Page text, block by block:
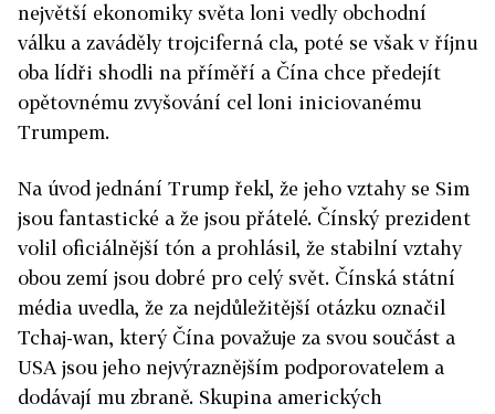
největší ekonomiky světa loni vedly obchodní
válku a zaváděly trojciferná cla, poté se však v říjnu
oba lídři shodli na příměří a Čína chce předejít
opětovnému zvyšování cel loni iniciovanému
Trumpem.
Na úvod jednání Trump řekl, že jeho vztahy se Sim
jsou fantastické a že jsou přátelé. Čínský prezident
volil oficiálnější tón a prohlásil, že stabilní vztahy
obou zemí jsou dobré pro celý svět. Čínská státní
média uvedla, že za nejdůležitější otázku označil
Tchaj-wan, který Čína považuje za svou součást a
USA jsou jeho nejvýraznějším podporovatelem a
dodávají mu zbraně. Skupina amerických